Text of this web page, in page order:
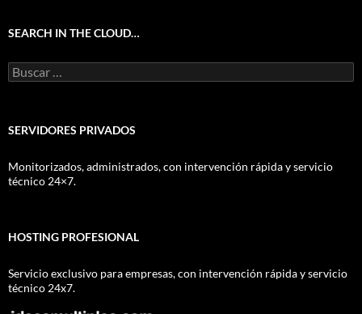
SEARCH IN THE CLOUD…
Buscar:
SERVIDORES PRIVADOS
Monitorizados, administrados, con intervención rápida y servicio
técnico 24×7.
HOSTING PROFESIONAL
Servicio exclusivo para empresas, con intervención rápida y servicio
técnico 24x7.